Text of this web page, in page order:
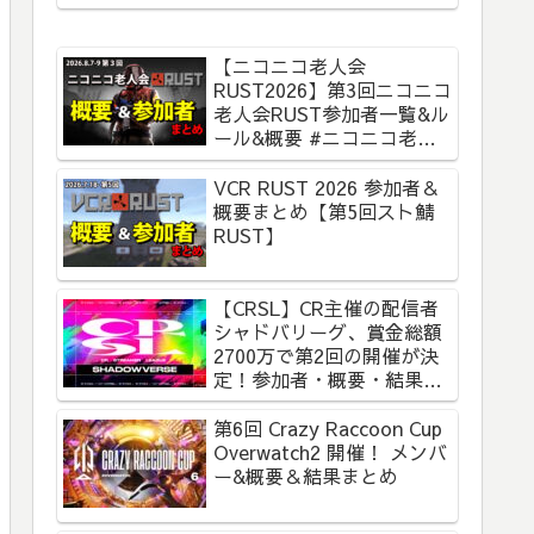
【ニコニコ老人会
RUST2026】第3回ニコニコ
老人会RUST参加者一覧&ル
ール&概要 #ニコニコ老人
会RUST
VCR RUST 2026 参加者＆
概要まとめ【第5回スト鯖
RUST】
【CRSL】CR主催の配信者
シャドバリーグ、賞金総額
2700万で第2回の開催が決
定！参加者・概要・結果ま
とめ【CR Streamer
League Shadowverse】
第6回 Crazy Raccoon Cup
Overwatch2 開催！ メンバ
ー&概要＆結果まとめ